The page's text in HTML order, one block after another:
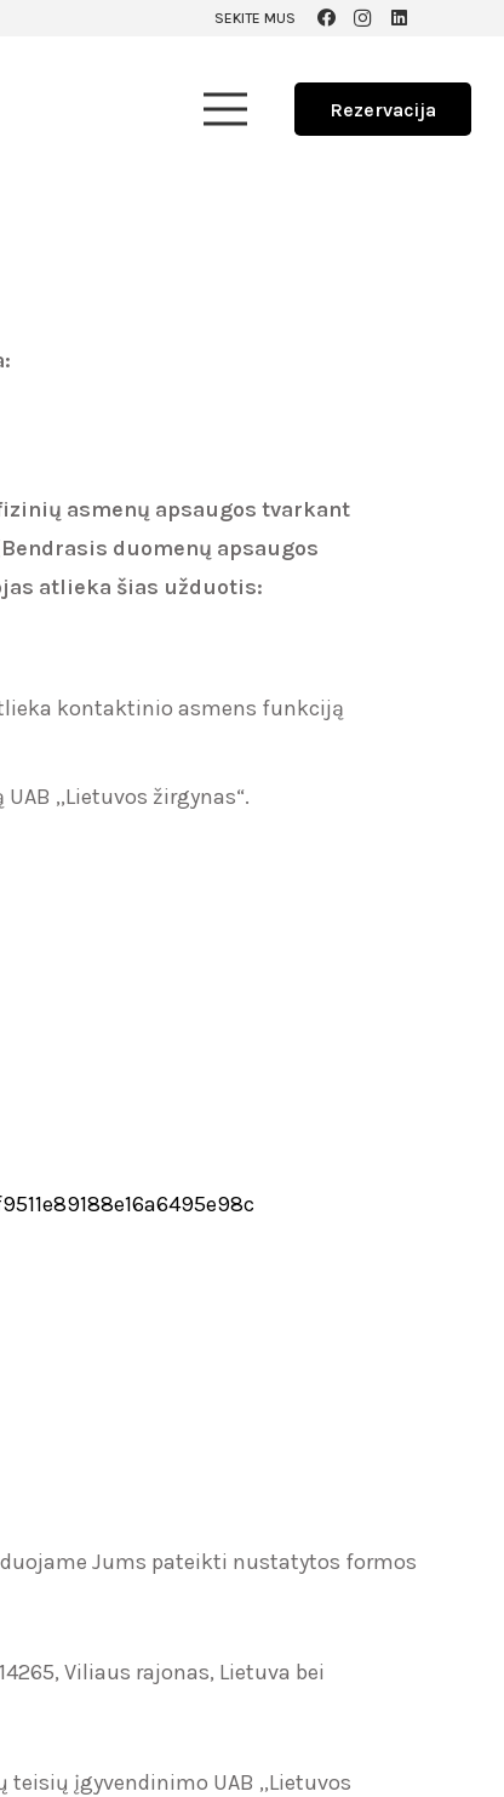
SEKITE MUS
Rezervacija
asmenų apsaugos tvarkant
duomenų apsaugos
atlieka šias užduotis:
kontaktinio asmens funkciją
,,Lietuvos žirgynas“.
Jums pateikti nustatytos formos
Viliaus rajonas, Lietuva bei
įgyvendinimo UAB ,,Lietuvos